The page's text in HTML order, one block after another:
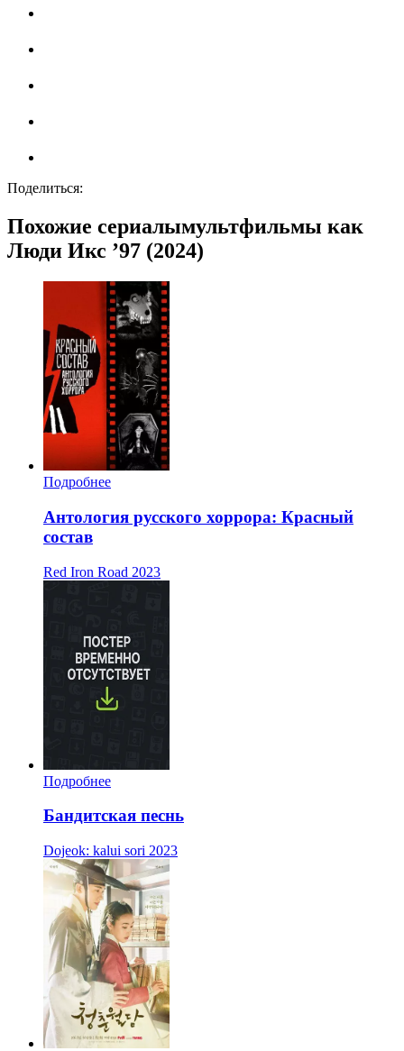
Поделиться:
Похожие сериалымультфильмы как
Люди Икс ’97 (2024)
Подробнее
Антология русского хоррора: Красный
состав
Red Iron Road 2023
Подробнее
Бандитская песнь
Dojeok: kalui sori 2023